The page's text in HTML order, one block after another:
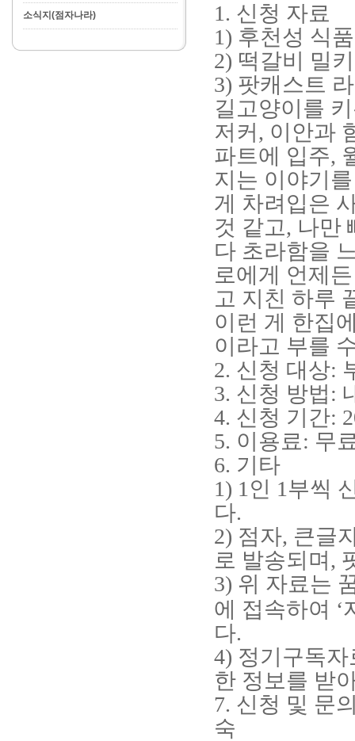
소식지(점자나라)
1. 신청 자료
1) 후천성 식
2) 떡갈비 밀
3) 팟캐스트
길고양이를
저커 , 이안과
파트에 입주,
지는 이야기
게 차려입은
것 같고, 나만
다 초라함을
로에게 언제
고 지친 하루
이런 게 한집
이라고 부를
2. 신청 대상:
3. 신청 방법:
4. 신청 기간:
5. 이용료: 무
6. 기타
1) 1 인 1 부씩
다.
2) 점자, 큰글
로 발송되며 ,
3) 위 자료는
에 접속하여 ‘
다.
4) 정기구독
한 정보를 받
7. 신청 및 문
숙